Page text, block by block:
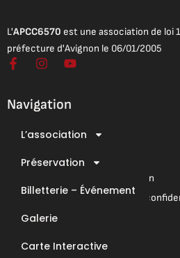
L'APCC6570 est une association de loi
préfecture d'Avignon le 06/01/2005
F
a
e
b
I
t
a
r
m
Y
t
u
e
Navigation
L’association
Préservation
Billetterie – Événement
Galerie
Carte Interactive
Mentions légales
Conditions Générales de Vente
Conditions Générales d’Utilisation
Mentions légales & Politique de
E-Mail : contact@apcc6570.fr